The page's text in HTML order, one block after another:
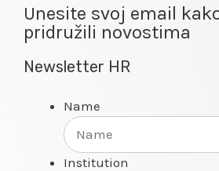
Unesite svoj email
pridružili novostima
Newsletter HR
Name
Institution